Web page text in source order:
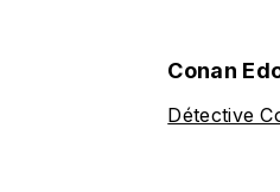
Conan
Détective